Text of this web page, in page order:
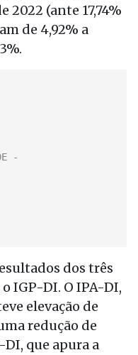
2022 (ante 17,74%
de 4,92% a
dos três
IGP-DI. O IPA-DI,
elevação de
redução de
DI, que apura a